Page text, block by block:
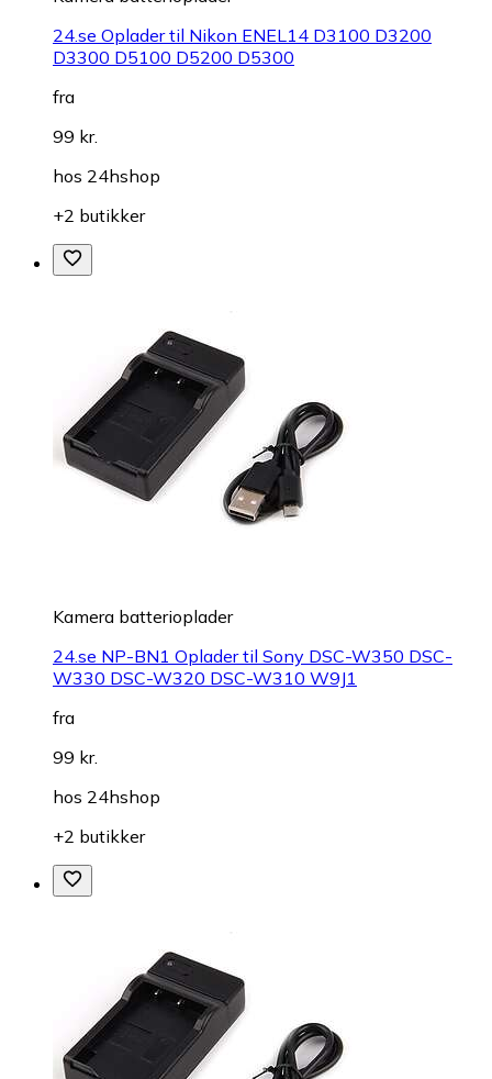
24.se Oplader til Nikon ENEL14 D3100 D3200
D3300 D5100 D5200 D5300
fra
99 kr.
hos 24hshop
+2 butikker
Kamera batterioplader
24.se NP-BN1 Oplader til Sony DSC-W350 DSC-
W330 DSC-W320 DSC-W310 W9J1
fra
99 kr.
hos 24hshop
+2 butikker